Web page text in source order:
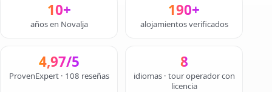
10+
años en Novalja
190+
alojamientos verificados
4,97/5
ProvenExpert · 108 reseñas
8
idiomas · tour operador con
licencia